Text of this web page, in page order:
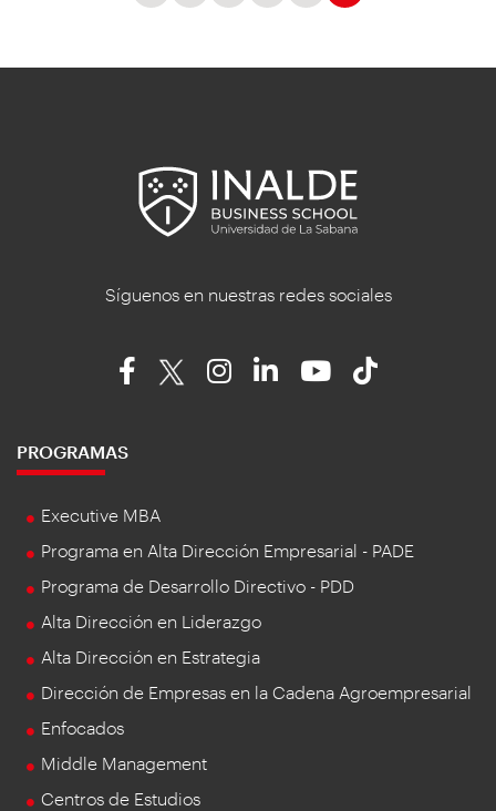
Síguenos en nuestras redes sociales
PROGRAMAS
Executive MBA
Programa en Alta Dirección Empresarial - PADE
Programa de Desarrollo Directivo - PDD
Alta Dirección en Liderazgo
Alta Dirección en Estrategia
Dirección de Empresas en la Cadena Agroempresarial
Enfocados
Middle Management
Centros de Estudios